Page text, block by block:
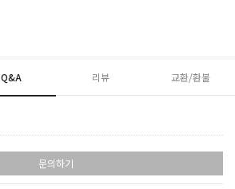
Q&A 리뷰 교환/환불
문의하기